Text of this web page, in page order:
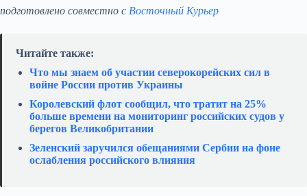
подготовлено совместно с Восточный Курьер
Читайте также:
Что мы знаем об участии северокорейских сил в
войне России против Украины
Королевский флот сообщил, что тратит на 25%
больше времени на мониторинг российских судов у
берегов Великобритании
Зеленский заручился обещаниями Сербии на фоне
ослабления российского влияния